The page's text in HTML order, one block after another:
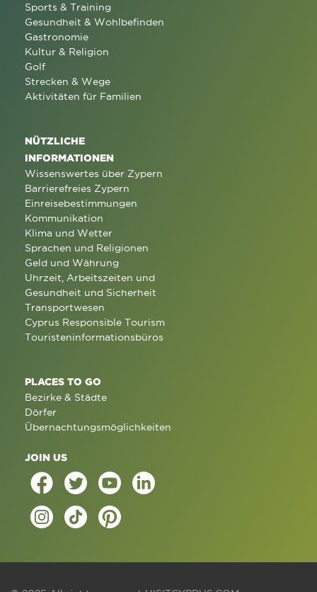
Sports & Training
Gesundheit & Wohlbefinden
Gastronomie
Kultur & Religion
Golf
Strecken & Wege
Aktivitäten für Familien
NÜTZLICHE
INFORMATIONEN
Wissenswertes über Zypern
Barrierefreies Zypern
Einreisebestimmungen
Kommunikation
Klima und Wetter
Sprachen und Religionen
Geld und Währung
Uhrzeit, Arbeitszeiten und
Gesundheit und Sicherheit
Transportwesen
Cyprus Responsible Tourism
Touristeninformationsbüros
PLACES TO GO
Bezirke & Städte
Dörfer
Übernachtungsmöglichkeiten
JOIN US